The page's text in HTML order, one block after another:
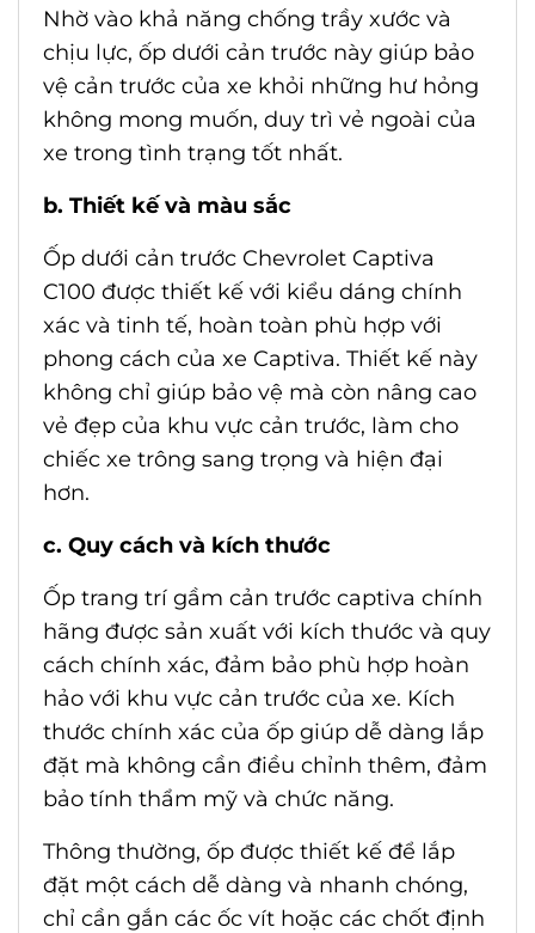
Nhờ vào khả năng chống trầy xước và
chịu lực, ốp dưới cản trước này giúp bảo
vệ cản trước của xe khỏi những hư hỏng
không mong muốn, duy trì vẻ ngoài của
xe trong tình trạng tốt nhất.
b. Thiết kế và màu sắc
Ốp dưới cản trước Chevrolet Captiva
C100 được thiết kế với kiểu dáng chính
xác và tinh tế, hoàn toàn phù hợp với
phong cách của xe Captiva. Thiết kế này
không chỉ giúp bảo vệ mà còn nâng cao
vẻ đẹp của khu vực cản trước, làm cho
chiếc xe trông sang trọng và hiện đại
hơn.
c. Quy cách và kích thước
Ốp trang trí gầm cản trước captiva chính
hãng được sản xuất với kích thước và quy
cách chính xác, đảm bảo phù hợp hoàn
hảo với khu vực cản trước của xe. Kích
thước chính xác của ốp giúp dễ dàng lắp
đặt mà không cần điều chỉnh thêm, đảm
bảo tính thẩm mỹ và chức năng.
Thông thường, ốp được thiết kế để lắp
đặt một cách dễ dàng và nhanh chóng,
chỉ cần gắn các ốc vít hoặc các chốt định